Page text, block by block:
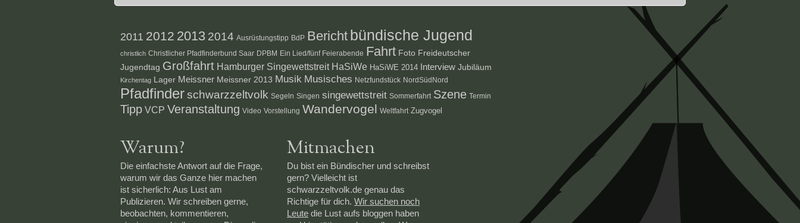
2011 2012 2013 2014 Ausrüstungstipp BdP Bericht bündische Jugend
christlich Christlicher Pfadfinderbund Saar DPBM Ein Lied/fünf Feierabende Fahrt Foto Freideutscher
Jugendtag Großfahrt Hamburger Singewettstreit HaSiWe HaSiWE 2014 Interview Jubiläum
Kirchentag Lager Meissner Meissner 2013 Musik Musisches Netzfundstück NordSüdNord
Pfadfinderschwarzzeltvolk Segeln Singen singewettstreit Sommerfahrt Szene Termin
Tipp VCP Veranstaltung Video Vorstellung Wandervogel Weltfahrt Zugvogel
Warum?
Die einfachste Antwort auf die Frage,
warum wir das Ganze hier machen
ist sicherlich: Aus Lust am
Publizieren. Wir schreiben gerne,
beobachten, kommentieren,
Mitmachen
Du bist ein Bündischer und schreibst
gern? Vielleicht ist
schwarzzeltvolk.de genau das
Richtige für dich. Wir suchen noch
Leute die Lust aufs bloggen haben